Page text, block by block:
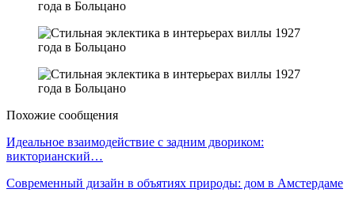
Похожие сообщения
Идеальное взаимодействие с задним двориком:
викторианский…
Современный дизайн в объятиях природы: дом в Амстердаме